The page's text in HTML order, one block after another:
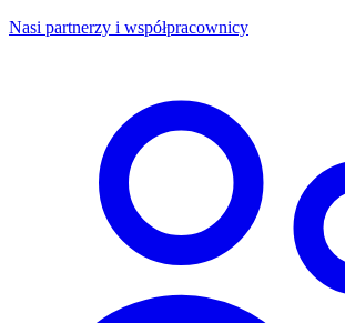
Nasi partnerzy i współpracownicy